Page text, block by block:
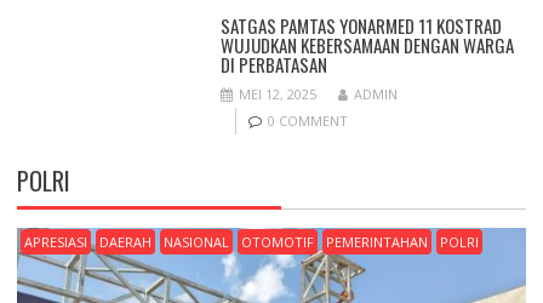
SATGAS PAMTAS YONARMED 11 KOSTRAD
WUJUDKAN KEBERSAMAAN DENGAN WARGA
DI PERBATASAN
MEI 12, 2025
ADMIN
0 COMMENT
POLRI
APRESIASI DAERAH NASIONAL OTOMOTIF PEMERINTAHAN POLRI